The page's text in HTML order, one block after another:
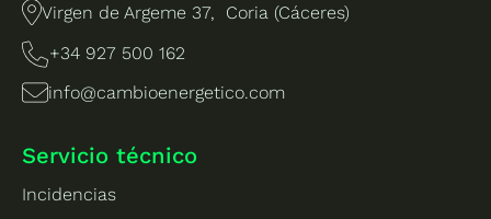
Virgen de Argeme 37, Coria (Cáceres)
+34 927 500 162
info@cambioenergetico.com
Servicio técnico
Incidencias